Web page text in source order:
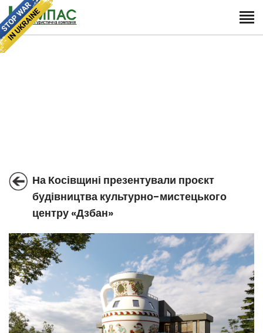
На Косівщині презентували проєкт
будівництва культурно-мистецького
центру «Дзбан»